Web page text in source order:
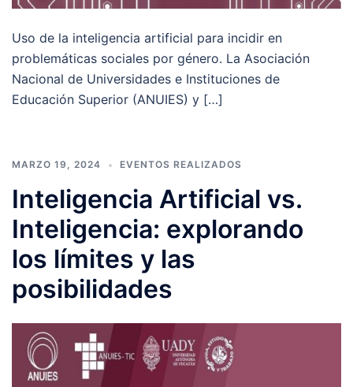
Uso de la inteligencia artificial para incidir en
problemáticas sociales por género. La Asociación
Nacional de Universidades e Instituciones de
Educación Superior (ANUIES) y […]
MARZO 19, 2024 EVENTOS REALIZADOS
Inteligencia Artificial vs.
Inteligencia: explorando
los límites y las
posibilidades